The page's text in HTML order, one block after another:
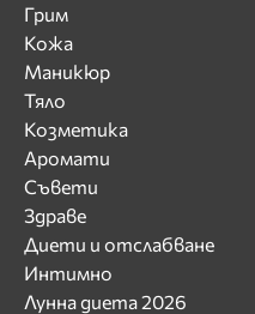
Грим
Кожа
Маникюр
Тяло
Козметика
Аромати
Съвети
Здраве
Диети и отслабване
Интимно
Лунна диета 2026